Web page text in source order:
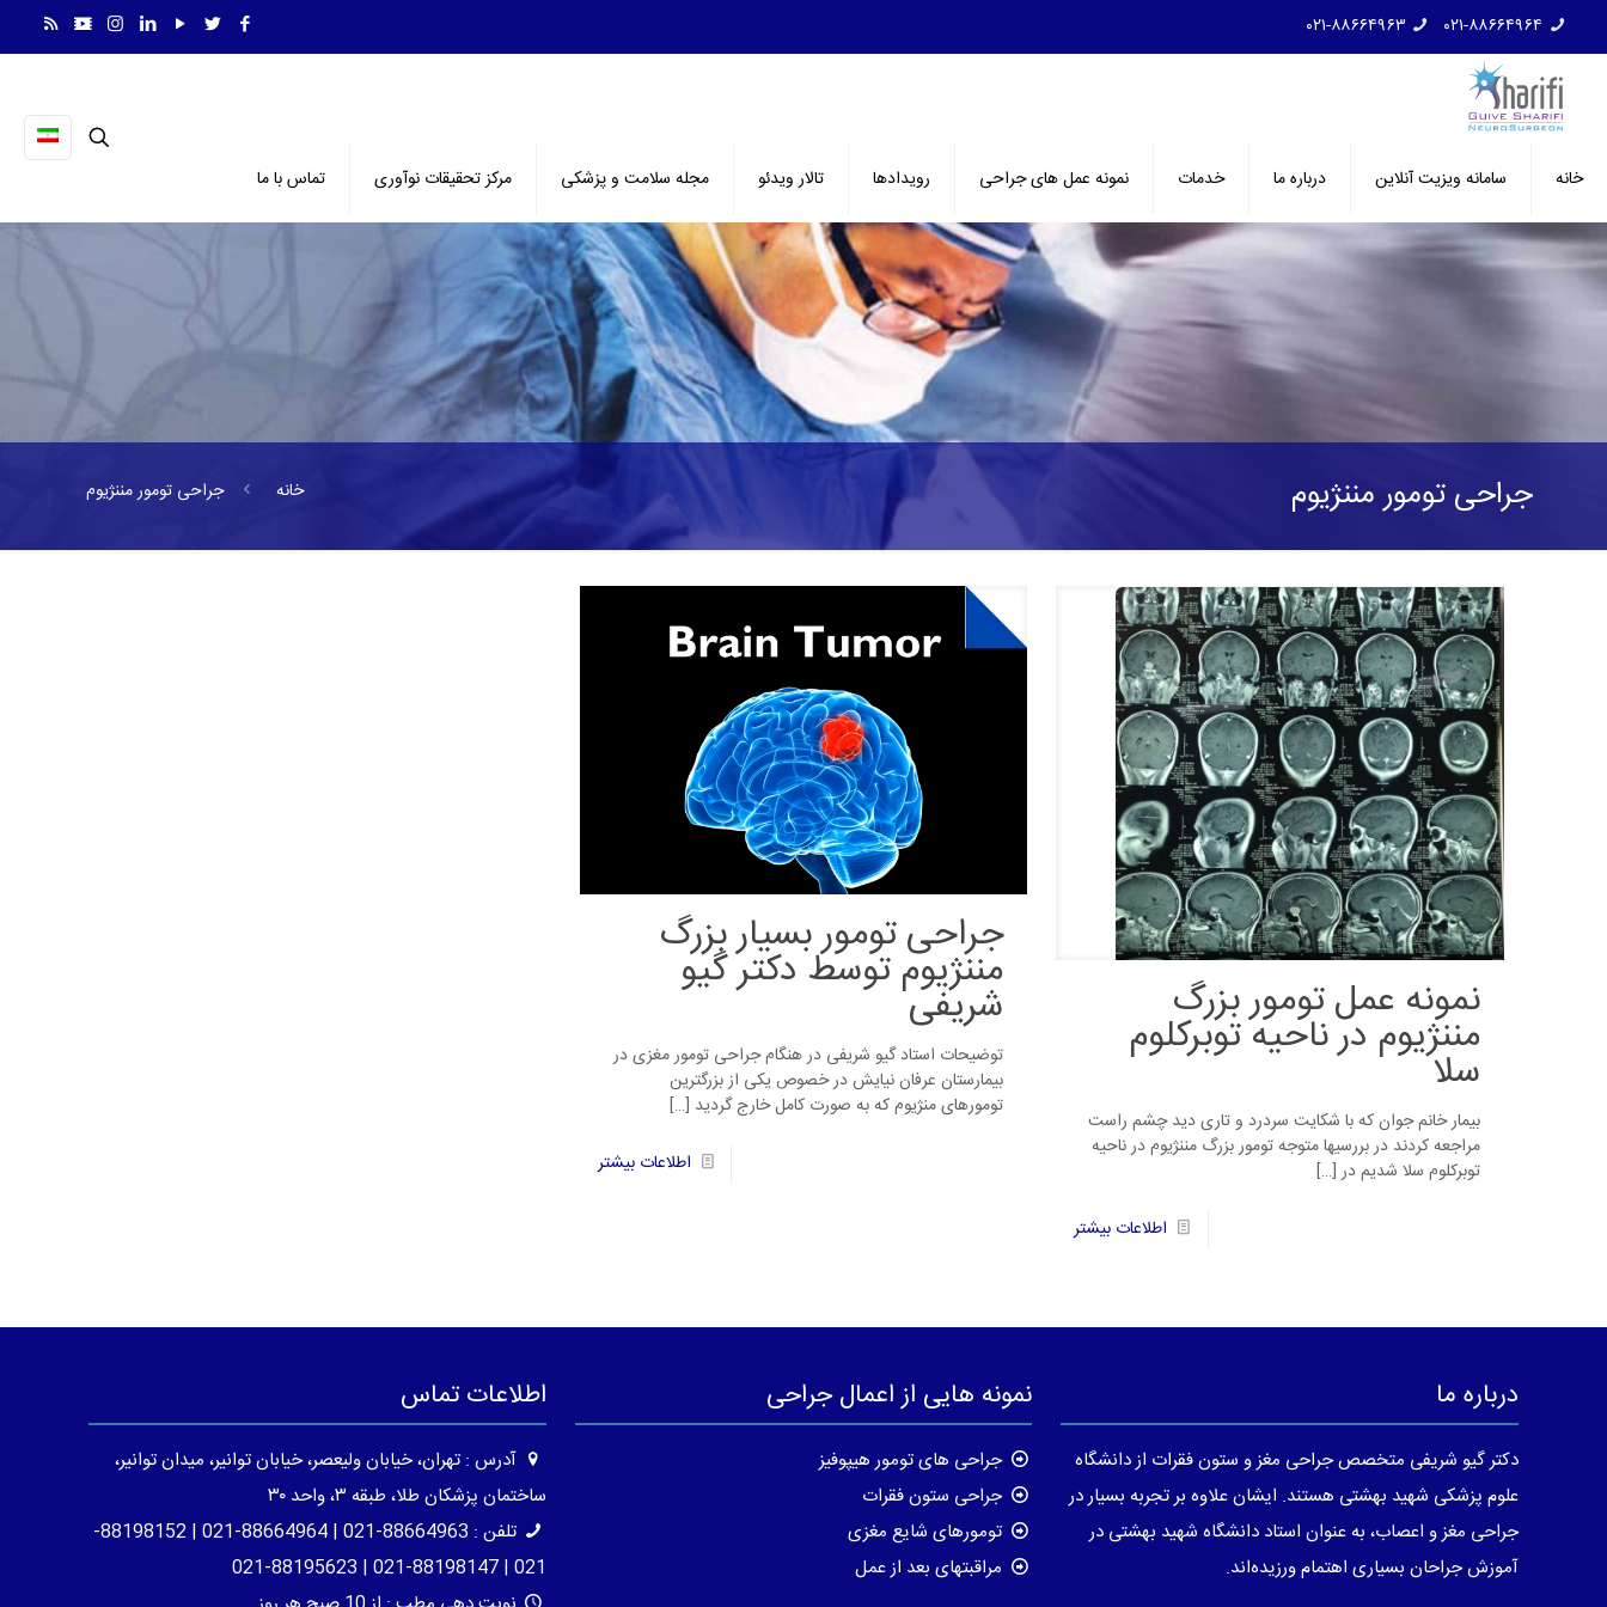
۰۲۱-۸۸۶۶۴۹۶۴ ۰۲۱-۸۸۶۶۴۹۶۳
خانه سامانه ویزیت آنلاین درباره ما خدمات نمونه عمل های جراحی رویدادها تالار ویدئو مجله سلامت و پزشکی مرکز تحقیقات نوآوری تماس با ما
جراحی تومور مننژیوم خانه جراحی تومور مننژیوم
نمونه عمل تومور بزرگ
مننژیوم در ناحیه توبرکلوم
سلا
بیمار خانم جوان که با شکایت سردرد و تاری دید چشم راست
مراجعه کردند در بررسیها متوجه تومور بزرگ مننژیوم در ناحیه
توبرکلوم سلا شدیم در[…]
اطلاعات بیشتر
جراحی تومور بسیار بزرگ
مننژیوم توسط دکتر گیو
شریفی
توضیحات استاد گیو شریفی در هنگام جراحی تومور مغزی در
بیمارستان عرفان نیایش در خصوص یکی از بزرگترین
تومورهای منژیوم که به صورت کامل خارج گردید […]
اطلاعات بیشتر
درباره ما
دکتر گیو شریفی متخصص جراحی مغز و ستون فقرات از دانشگاه
علوم پزشکی شهید بهشتی هستند. ایشان علاوه بر تجربه بسیار در
جراحی مغز و اعصاب، به عنوان استاد دانشگاه شهید بهشتی در
آموزش جراحان بسیاری اهتمام ورزیده‌اند.
نمونه هایی از اعمال جراحی
جراحی های تومور هیپوفیز
جراحی ستون فقرات
تومورهای شایع مغزی
مراقبتهای بعد از عمل
اطلاعات تماس
آدرس : تهران، خیابان ولیعصر، خیابان توانیر، میدان توانیر،
ساختمان پزشکان طلا، طبقه ۳، واحد ۳۰
تلفن : 88664963-021 | 88664964-021 | 88198152-
021 | 88198147-021 | 88195623-021